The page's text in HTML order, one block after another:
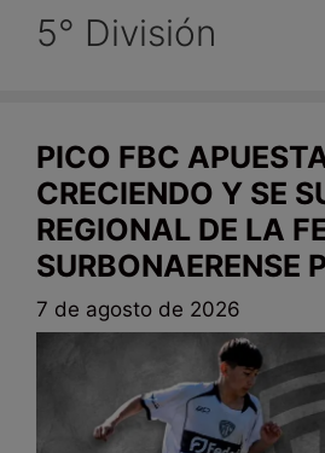
5° División
PICO FBC
CRECIENDO Y SE
REGIONAL DE LA
SURBONAERENSE
7 de agosto de 2026